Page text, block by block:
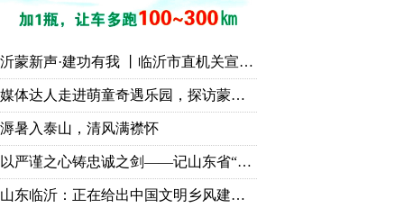
沂蒙新声·建功有我 丨临沂市直机关宣讲比赛作品展演活动成功举行
媒体达人走进萌童奇遇乐园，探访蒙山脚下“有温度的童话世界”
溽暑入泰山，清风满襟怀
以严谨之心铸忠诚之剑——记山东省“铁纪护航”先进个人、临沂市纪委监委第九审查调查室主任胡永亮
山东临沂：正在给出中国文明乡风建设的“最美答案”